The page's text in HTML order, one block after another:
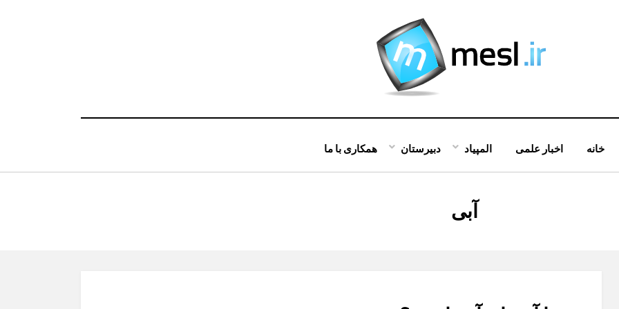
خانه اخبار علمی المپیاد دبیرستان همکاری با ما
برچسب
:
آبی